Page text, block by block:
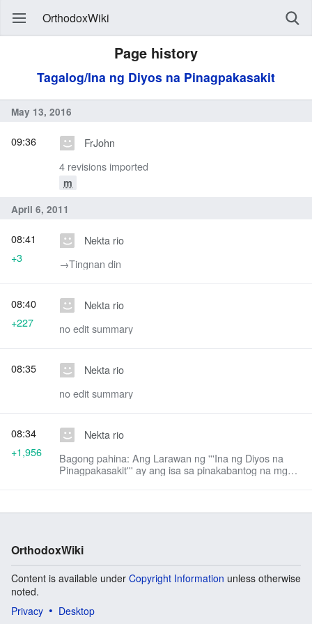
OrthodoxWiki
Page history
Tagalog/Ina ng Diyos na Pinagpakasakit
May 13, 2016
FrJohn
4 revisions imported
m
09:36
April 6, 2011
Nekta rio
→‎Tingnan din
08:41
+3
Nekta rio
no edit summary
08:40
+227
Nekta rio
no edit summary
08:35
Nekta rio
Bagong pahina: Ang Larawan ng '''Ina ng Diyos na
Pinagpakasakit''' ay ang isa sa pinakabantog na mga
08:34
+1,956
OrthodoxWiki
Content is available under Copyright Information unless otherwise
noted.
Privacy
Desktop